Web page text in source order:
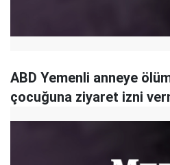
ABD Yemenli anneye
çocuğuna ziyaret izni